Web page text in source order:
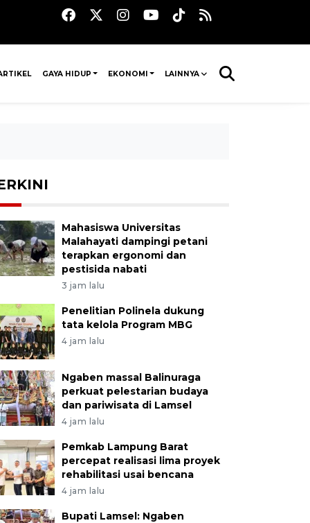
GAYA HIDUP EKONOMI LAINNYA
Mahasiswa Universitas
Malahayati dampingi petani
terapkan ergonomi dan
pestisida nabati
3 jam lalu
Penelitian Polinela dukung
tata kelola Program MBG
4 jam lalu
Ngaben massal Balinuraga
perkuat pelestarian budaya
dan pariwisata di Lamsel
4 jam lalu
Pemkab Lampung Barat
percepat realisasi lima proyek
rehabilitasi usai bencana
4 jam lalu
Bupati Lamsel: Ngaben